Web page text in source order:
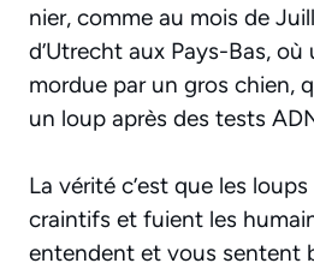
nier, comme au mois de
d’Utrecht aux Pays-Bas,
mordue par un gros chien,
un loup après des tests
La vérité c’est que les
craintifs et fuient les
entendent et vous sentent